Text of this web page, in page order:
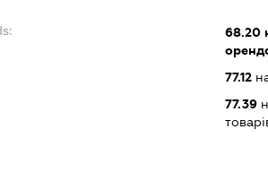
68.20
77.12
77.39